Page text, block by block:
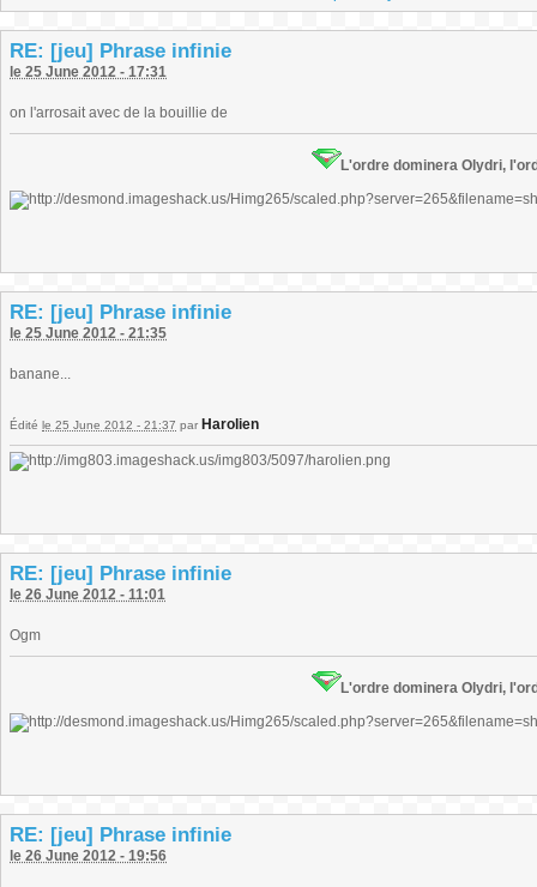
RE: [jeu] Phrase infinie
le 25 June 2012 - 17:31
on l'arrosait avec de la bouillie de
L'ordre dominera Olydri,
RE: [jeu] Phrase infinie
le 25 June 2012 - 21:35
banane...
Édité le 25 June 2012 - 21:37 par Harolien
RE: [jeu] Phrase infinie
le 26 June 2012 - 11:01
Ogm
L'ordre dominera Olydri,
RE: [jeu] Phrase infinie
le 26 June 2012 - 19:56